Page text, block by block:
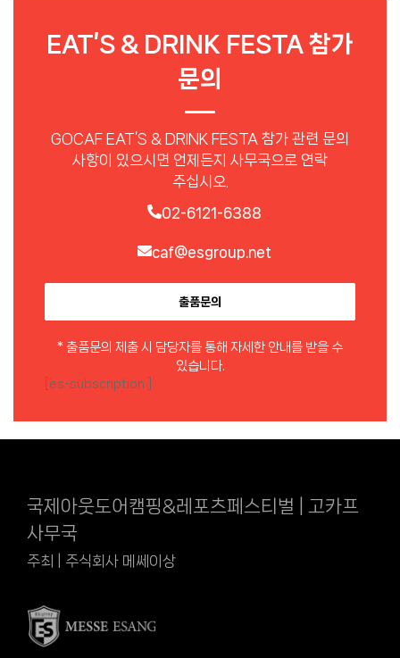
EAT’S & DRINK FESTA 참가
문의
GOCAF EAT’S & DRINK FESTA 참가 관련 문의
사항이 있으시면 언제든지 사무국으로 연락
주십시오.
02-6121-6388
caf@esgroup.net
출품문의
* 출품문의 제출 시 담당자를 통해 자세한 안내를 받을 수
있습니다.
[es-subscription ]
국제아웃도어캠핑&레포츠페스티벌 | 고카프
사무국
주최 | 주식회사 메쎄이상